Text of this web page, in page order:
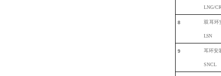
LNG/
8 双耳环
LSN
9 耳环安
SNCL